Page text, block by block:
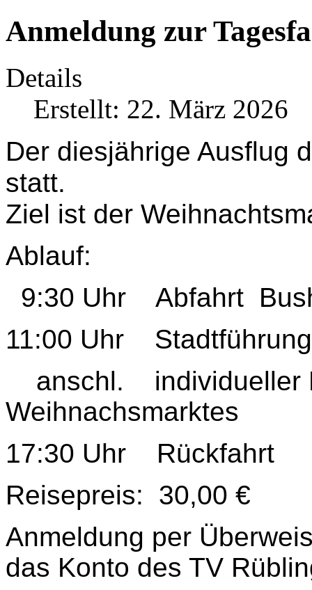
Anmeldung zur
Details
Erstellt: 22. März 2026
Der diesjährige Ausflug
statt.
Ziel ist der
Ablauf:
9:30 Uhr Abfahrt
11:00 Uhr
anschl. individueller
Weihnachsmarktes
17:30 Uhr Rückfahrt
Reisepreis: 30,00 €
Anmeldung per
das Konto des TV